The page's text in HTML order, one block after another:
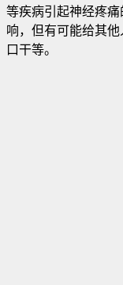
等疾病引起神经疼
响，但有可能给其
口干等。